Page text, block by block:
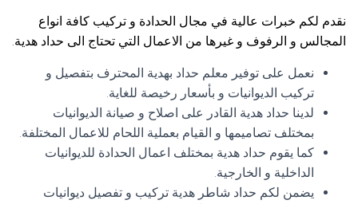
نقدم لكم خبرات عالية في مجال الحدادة و تركيب كافة انواع
المجالس و الرفوف و غيرها من الاعمال التي تحتاج الى حداد هدية.
نعمل على توفير معلم حداد بهدية المحترف بتفصيل و
تركيب الديوانيات و بأسعار رخيصة للغاية.
لدينا حداد هدية القادر على اصلاح و صيانة الديوانيات
بمختلف تصاميمها و القيام بعملية اللحام للاعمال المختلفة.
كما يقوم حداد هدية بمختلف اعمال الحدادة للديوانيات
الداخلية و الخارجية.
يضمن لكم حداد شاطر هدية تركيب و تفصيل ديوانيات